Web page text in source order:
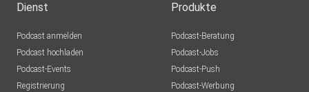
Dienst
Podcast anmelden
Podcast hochladen
Podcast-Events
Registrierung
Produkte
Podcast-Beratung
Podcast-Jobs
Podcast-Push
Podcast-Werbung